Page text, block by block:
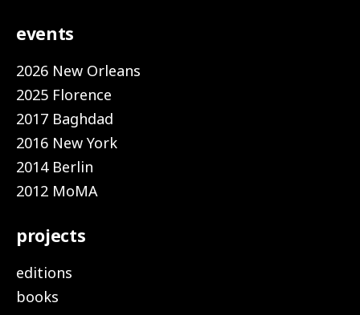
events
2026 New Orleans
2025 Florence
2017 Baghdad
2016 New York
2014 Berlin
2012 MoMA
projects
editions
books